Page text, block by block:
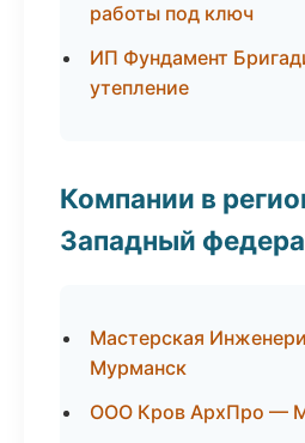
работы под ключ
ИП Фундамент
утепление
Компании в
Западный
Мастерская
Мурманск
ООО Кров АрхПро —